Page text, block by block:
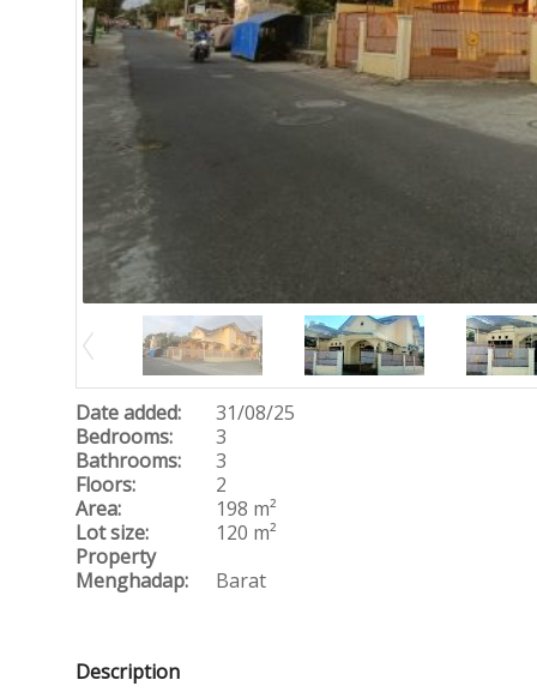
Date added:
31/08/25
Bedrooms:
3
Bathrooms:
3
Floors:
2
Area:
198 m²
Lot size:
120 m²
Property
Menghadap:
Barat
Description